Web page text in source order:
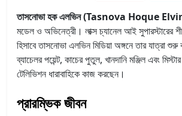
তাসনোভা হক এলভিন (Tasnova Hoque
মডেল ও অভিনেত্রী। লাক্স চ্যানেল আই সুপারস্টারের
হিসাবে তাসনোভা এলভিন মিডিয়া অঙ্গনে তার যাত্রা শুরু
ব্যাচেলর পয়েন্ট, কাচের পুতুল, খানদানি মঞ্জিল এবং
টেলিভিশন ধারাবাহিকে কাজ করছেন।
প্রারম্ভিক জীবন